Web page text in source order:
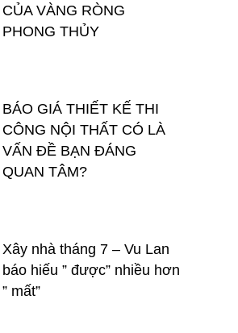
CỦA VÀNG RÒNG
PHONG THỦY
BÁO GIÁ THIẾT KẾ THI
CÔNG NỘI THẤT CÓ LÀ
VẤN ĐỀ BẠN ĐÁNG
QUAN TÂM?
Xây nhà tháng 7 – Vu Lan
báo hiếu ” được” nhiều hơn
” mất”